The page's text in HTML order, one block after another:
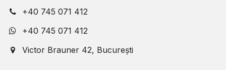
+40 745 071 412
+40 745 071 412
Victor Brauner 42, București